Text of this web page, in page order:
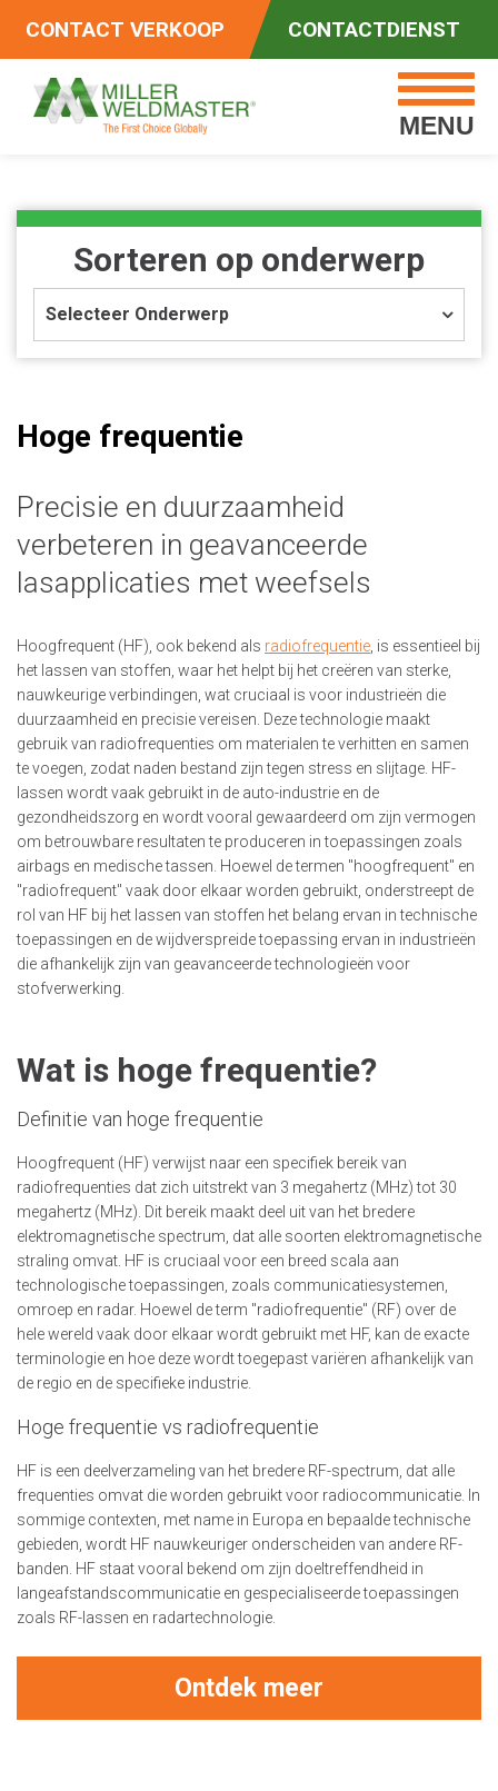
CONTACT VERKOOP CONTACTDIENST
MENU
Hoge frequentie
Precisie en duurzaamheid
verbeteren in geavanceerde
lasapplicaties met weefsels
Hoogfrequent (HF), ook bekend als radiofrequentie , is essentieel bij
het lassen van stoffen, waar het helpt bij het creëren van sterke,
nauwkeurige verbindingen, wat cruciaal is voor industrieën die
duurzaamheid en precisie vereisen. Deze technologie maakt
gebruik van radiofrequenties om materialen te verhitten en samen
te voegen, zodat naden bestand zijn tegen stress en slijtage. HF-
lassen wordt vaak gebruikt in de auto-industrie en de
gezondheidszorg en wordt vooral gewaardeerd om zijn vermogen
om betrouwbare resultaten te produceren in toepassingen zoals
airbags en medische tassen. Hoewel de termen "hoogfrequent" en
"radiofrequent" vaak door elkaar worden gebruikt, onderstreept de
rol van HF bij het lassen van stoffen het belang ervan in technische
toepassingen en de wijdverspreide toepassing ervan in industrieën
die afhankelijk zijn van geavanceerde technologieën voor
stofverwerking.
Wat is hoge frequentie?
Definitie van hoge frequentie
Hoogfrequent (HF) verwijst naar een specifiek bereik van
radiofrequenties dat zich uitstrekt van 3 megahertz (MHz) tot 30
megahertz (MHz). Dit bereik maakt deel uit van het bredere
elektromagnetische spectrum, dat alle soorten elektromagnetische
straling omvat. HF is cruciaal voor een breed scala aan
technologische toepassingen, zoals communicatiesystemen,
omroep en radar. Hoewel de term "radiofrequentie" (RF) over de
hele wereld vaak door elkaar wordt gebruikt met HF, kan de exacte
terminologie en hoe deze wordt toegepast variëren afhankelijk van
de regio en de specifieke industrie.
Hoge frequentie vs radiofrequentie
HF is een deelverzameling van het bredere RF-spectrum, dat alle
frequenties omvat die worden gebruikt voor radiocommunicatie. In
sommige contexten, met name in Europa en bepaalde technische
gebieden, wordt HF nauwkeuriger onderscheiden van andere RF-
banden. HF staat vooral bekend om zijn doeltreffendheid in
langeafstandscommunicatie en gespecialiseerde toepassingen
zoals RF-lassen en radartechnologie.
Ontdek meer
Sorteren op onderwerp
Selecteer Onderwerp